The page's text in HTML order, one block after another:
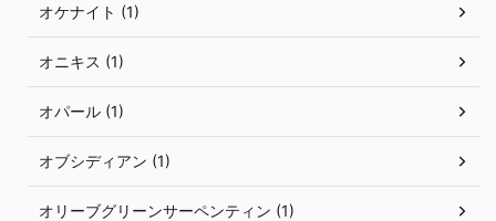
オケナイト (1)
オニキス (1)
オパール (1)
オブシディアン (1)
オリーブグリーンサーペンティン (1)